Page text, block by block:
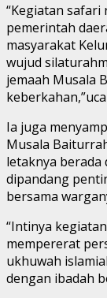
“Kegiatan
pemerintah
masyarakat
wujud
jemaah Musala
Ia juga
Musala
letaknya berada
dipandang
bersama
“Intinya
mempererat
ukhuwah
dengan ibadah